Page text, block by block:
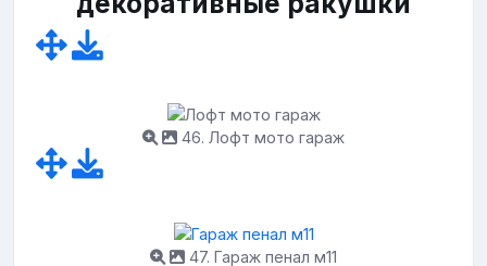
46. Лофт мото гараж
47. Гараж пенал м11